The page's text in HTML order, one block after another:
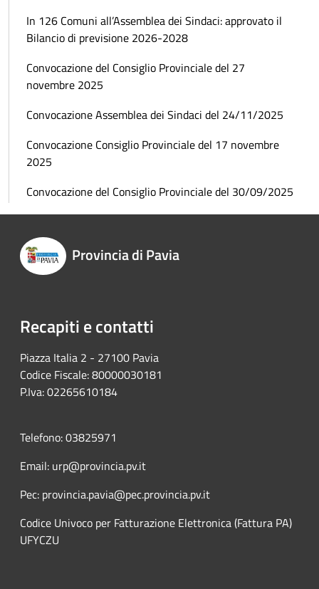
In 126 Comuni all’Assemblea dei Sindaci: approvato il
Bilancio di previsione 2026-2028
Convocazione del Consiglio Provinciale del 27
novembre 2025
Convocazione Assemblea dei Sindaci del 24/11/2025
Convocazione Consiglio Provinciale del 17 novembre
2025
Convocazione del Consiglio Provinciale del 30/09/2025
Provincia di Pavia
Recapiti e contatti
Piazza Italia 2 - 27100 Pavia
Codice Fiscale: 80000030181
P.Iva: 02265610184
Telefono: 03825971
Email: urp@provincia.pv.it
Pec: provincia.pavia@pec.provincia.pv.it
Codice Univoco per Fatturazione Elettronica (Fattura PA)
UFYCZU